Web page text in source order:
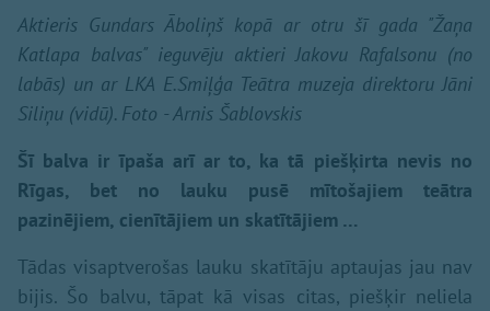
Aktieris Gundars Āboliņš kopā ar otru šī gada "Žaņa
Katlapa balvas" ieguvēju aktieri Jakovu Rafalsonu (no
labās) un ar LKA E.Smiļģa Teātra muzeja direktoru Jāni
Siliņu (vidū). Foto - Arnis Šablovskis
Šī balva ir īpaša arī ar to, ka tā piešķirta nevis no
Rīgas, bet no lauku pusē mītošajiem teātra
pazinējiem, cienītājiem un skatītājiem …
Tādas visaptverošas lauku skatītāju aptaujas jau nav
bijis. Šo balvu, tāpat kā visas citas, piešķir neliela